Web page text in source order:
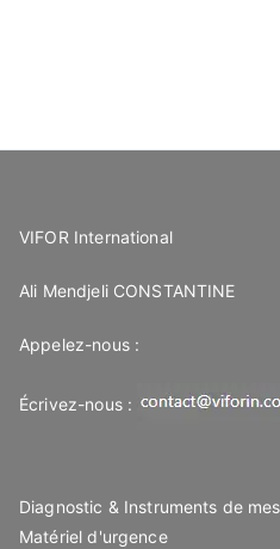
VIFOR International
Ali Mendjeli CONSTANTINE
Appelez-nous :
Écrivez-nous :
Diagnostic & Instruments de
Matériel d'urgence